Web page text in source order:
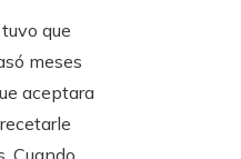
que
meses
aceptara